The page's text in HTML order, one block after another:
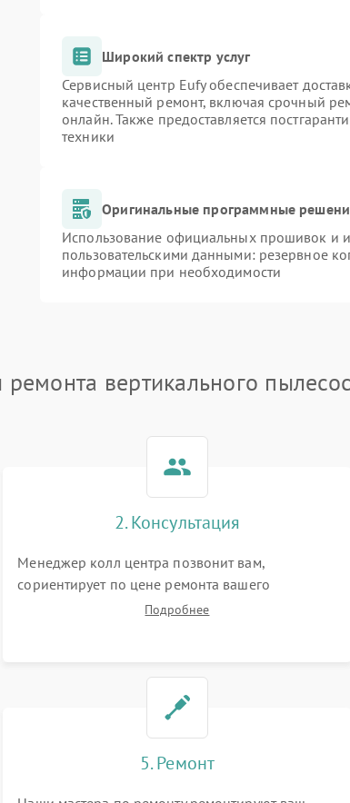
Широкий спектр услуг
Сервисный центр Eufy обеспечивает
качественный ремонт, включая срочный
онлайн. Также предоставляется
техники
Оригинальные программные
Использование официальных прошивок и
пользовательскими данными: резервное
информации при необходимости
ремонта вертикального
2. Консультация
Менеджер колл центра позвонит вам,
сориентирует по цене ремонта вашего
вертикального пылесоса а также ответит на все
Подробнее
5. Ремонт